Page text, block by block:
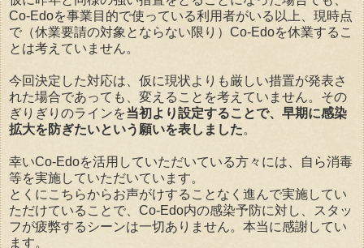
Co-Edoを事業目的で使っている利用者がいる以上、現時点
で（休業要請の対象とならない限り）Co-Edoを休業するこ
とは考えていません。
今回決定した対応は、仮に現状よりも厳しい措置が発表さ
れた場合であっても、変えることを考えていません。その
ぎりぎりのラインを当初より設定することで、早期に感染
拡大を防ぎたいという願いを表しました。
幸いCo-Edoを活用していただいている方々には、自ら消毒
等を実施していただいています。
とくにこちらからお声がけすることなく進んで実施してい
ただけていることで、Co-Edo内の感染予防に対し、スタッ
フが疲弊するシーンは一切ありません。本当に感謝してい
ます。